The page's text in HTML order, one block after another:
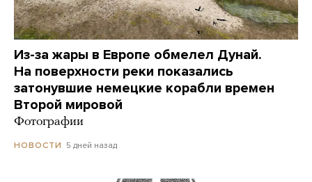
Из-за жары в Европе обмелел Дунай.
На поверхности реки показались
затонувшие немецкие корабли времен
Второй мировой
Фотографии
НОВОСТИ 5 дней назад